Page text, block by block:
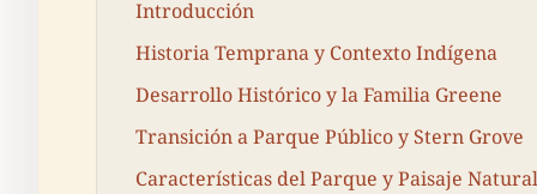
Introducción
Historia Temprana y Contexto Indígena
Desarrollo Histórico y la Familia Greene
Transición a Parque Público y Stern Grove
Características del Parque y Paisaje Natural